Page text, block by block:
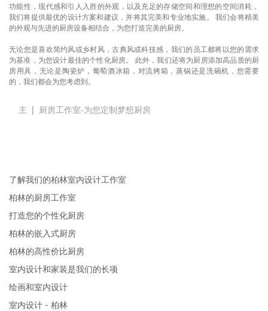
功能性，现代感和引人入胜的外观，以及充足的存储空间和理想的空间消耗，
我们将提供最优的设计方案和建议，并将其完美和专业地实施。 我们会将精美
的外观与先进的厨房设备相结合，为您打造完美的厨房。
无论您是喜欢简约风或乡村风，古典风或科技感，我们的员工都将以您的需求
为基准，为您设计最佳的个性化厨房。 此外，我们还将为厨房添加高品质的厨
房用具，无论是陶瓷炉，葡萄酒冰箱，对流烤箱，蒸锅还是洗碗机，您需要
的，我们都会为您考虑到。
主 厨房工作室-为您定制梦想厨房
了解我们的柏林室内设计工作室
柏林的厨房工作室
打造您的个性化厨房
柏林的嵌入式厨房
柏林的高性价比厨房
室内设计和家装是我们的长项
绘画和室内设计
室内设计 - 柏林